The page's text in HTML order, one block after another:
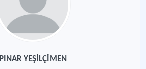
PINAR YEŞİLÇİMEN